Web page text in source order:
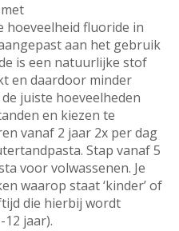
hoeveelheid fluoride in
aan het gebruik
is een natuurlijke stof
en daardoor minder
juiste hoeveelheden
en kiezen te
vanaf 2 jaar 2x per dag
Stap vanaf 5
voor volwassenen. Je
waarop staat ‘kinder’ of
die hierbij wordt
jaar).